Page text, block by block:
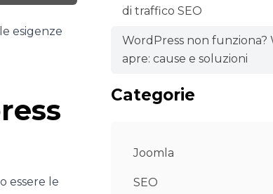
esigenze
essere le
di traffico SEO
WordPress non funziona?
apre: cause e soluzioni
Categorie
Joomla
SEO